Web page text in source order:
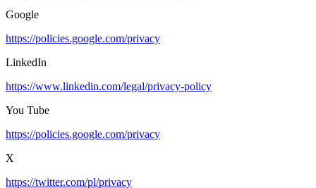
Google
https://policies.google.com/privacy
LinkedIn
https://www.linkedin.com/legal/privacy-policy
You Tube
https://policies.google.com/privacy
X
https://twitter.com/pl/privacy